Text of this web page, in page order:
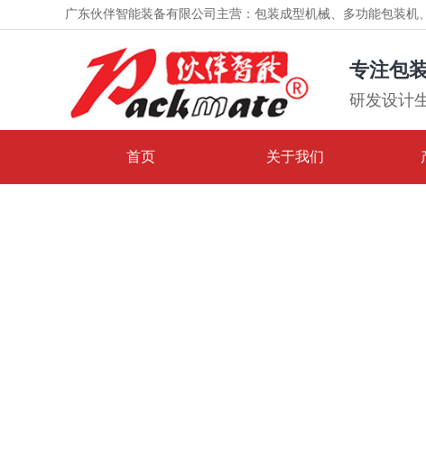
广东伙伴智能装备有限公司主营：包装成型机械、多功能包装机
专注包
研发设计
首页 关于我们